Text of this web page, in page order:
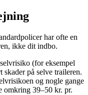
har ofte en
ikke dit indbo.
(for eksempel
på selve traileren.
og nogle gange
omkring 39–50 kr. pr.